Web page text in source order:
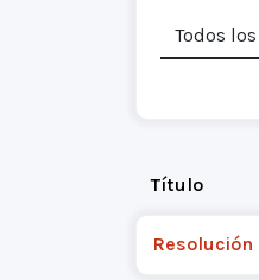
Título
Resolución